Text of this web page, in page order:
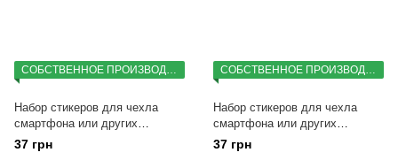
Набор стикеров для чехла
смартфона или других
гаджетов Tactic BS#17
37 грн
Набор стикеров для чехла
смартфона или других
гаджетов Tactic BS#18
37 грн